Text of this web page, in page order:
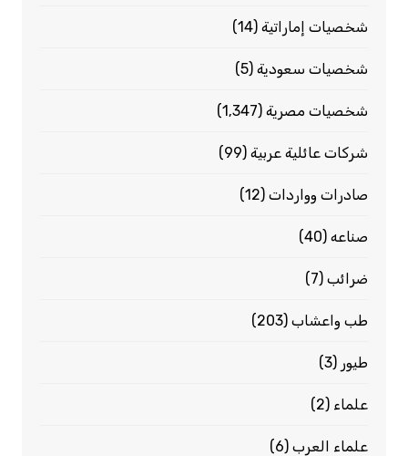
شخصيات إماراتية(14)
شخصيات سعودية(5)
شخصيات مصرية(1٬347)
شركات عائلية عربية(99)
صادرات وواردات(12)
صناعه(40)
ضرائب(7)
طب واعشاب(203)
طيور (3)
علماء (2)
علماء العرب(6)